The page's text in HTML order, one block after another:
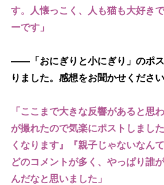
す。人懐っこく、人も猫も大好き
ーです」
――「おにぎりと小にぎり」のポ
りました。感想をお聞かせください
「ここまで大きな反響があると思
が撮れたので気楽にポストしまし
くなります』『親子じゃないなん
どのコメントが多く、やっぱり誰
んだなと思いました」